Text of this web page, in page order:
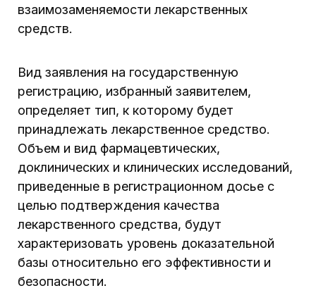
взаимозаменяемости лекарственных
средств.
Вид заявления на государственную
регистрацию, избранный заявителем,
определяет тип, к которому будет
принадлежать лекарственное средство.
Объем и вид фармацевтических,
доклинических и клинических исследований,
приведенные в регистрационном досье с
целью подтверждения качества
лекарственного средства, будут
характеризовать уровень доказательной
базы относительно его эффективности и
безопасности.